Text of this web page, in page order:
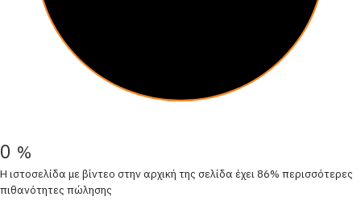
0 %
Η ιστοσελίδα με βίντεο στην αρχική της σελίδα έχει 86% περισσότερες
πιθανότητες πώλησης